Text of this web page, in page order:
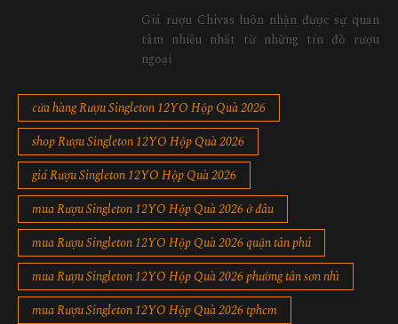
Giá rượu Chivas luôn nhận được sự quan
tâm nhiều nhất từ những tín đồ rượu
ngoại
cửa hàng Rượu Singleton 12YO Hộp Quà 2026
shop Rượu Singleton 12YO Hộp Quà 2026
giá Rượu Singleton 12YO Hộp Quà 2026
mua Rượu Singleton 12YO Hộp Quà 2026 ở đâu
mua Rượu Singleton 12YO Hộp Quà 2026 quận tân phú
mua Rượu Singleton 12YO Hộp Quà 2026 phường tân sơn nhì
mua Rượu Singleton 12YO Hộp Quà 2026 tphcm